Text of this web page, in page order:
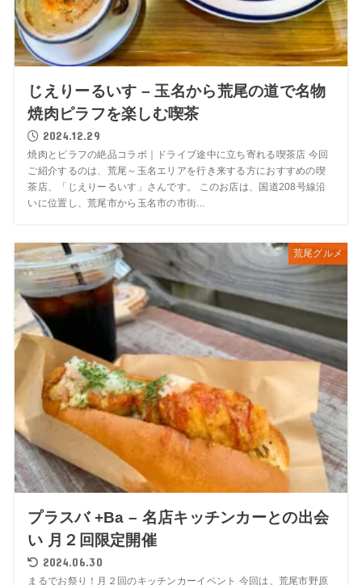
じえりーるいす – 玉名から荒尾の道で名物
焼肉ピラフを楽しむ喫茶
2024.12.29
焼肉とピラフの絶品コラボ｜ドライブ途中に立ち寄れる喫茶店 今回
ご紹介するのは、荒尾～玉名エリアを行き来する方におすすめの喫
茶店、「じえりーるいす」さんです。 このお店は、国道208号線沿
いに位置し、荒尾市から玉名市の市街...
荒尾グルメ
プラスバ +Ba – 名店キッチンカーとの出会
い 月２回限定開催
2024.06.30
まるでお祭り！月２回のキッチンカーイベント 今回は、荒尾市野原